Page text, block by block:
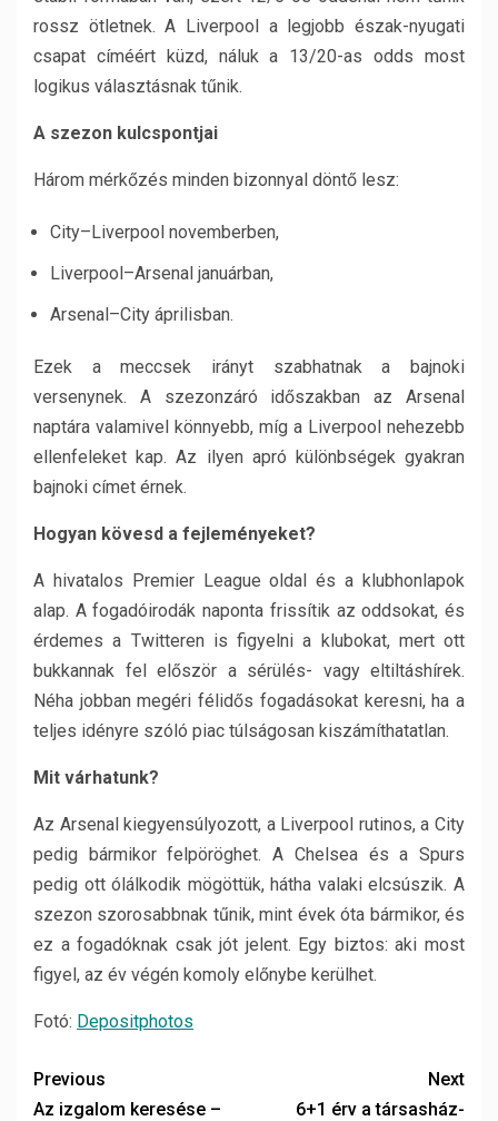
rossz ötletnek. A Liverpool a legjobb észak-nyugati
csapat címéért küzd, náluk a 13/20-as odds most
logikus választásnak tűnik.
A szezon kulcspontjai
Három mérkőzés minden bizonnyal döntő lesz:
City–Liverpool novemberben,
Liverpool–Arsenal januárban,
Arsenal–City áprilisban.
Ezek a meccsek irányt szabhatnak a bajnoki
versenynek. A szezonzáró időszakban az Arsenal
naptára valamivel könnyebb, míg a Liverpool nehezebb
ellenfeleket kap. Az ilyen apró különbségek gyakran
bajnoki címet érnek.
Hogyan kövesd a fejleményeket?
A hivatalos Premier League oldal és a klubhonlapok
alap. A fogadóirodák naponta frissítik az oddsokat, és
érdemes a Twitteren is figyelni a klubokat, mert ott
bukkannak fel először a sérülés- vagy eltiltáshírek.
Néha jobban megéri félidős fogadásokat keresni, ha a
teljes idényre szóló piac túlságosan kiszámíthatatlan.
Mit várhatunk?
Az Arsenal kiegyensúlyozott, a Liverpool rutinos, a City
pedig bármikor felpöröghet. A Chelsea és a Spurs
pedig ott ólálkodik mögöttük, hátha valaki elcsúszik. A
szezon szorosabbnak tűnik, mint évek óta bármikor, és
ez a fogadóknak csak jót jelent. Egy biztos: aki most
figyel, az év végén komoly előnybe kerülhet.
Fotó: Depositphotos
Previous
Az izgalom keresése –
Next
6+1 érv a társasház-